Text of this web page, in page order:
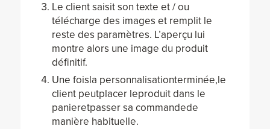
Le client saisit son texte et / ou
télécharge des images et remplit le
reste des paramètres. L’aperçu lui
montre alors une image du produit
définitif.
Une foisla personnalisationterminée,le
client peutplacer leproduit dans le
panieretpasser sa commandede
manière habituelle.